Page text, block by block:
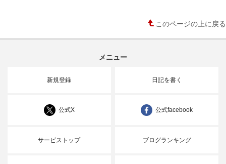
このページの上に戻る
メニュー
新規登録 日記を書く
公式X 公式facebook
サービストップ ブログランキング